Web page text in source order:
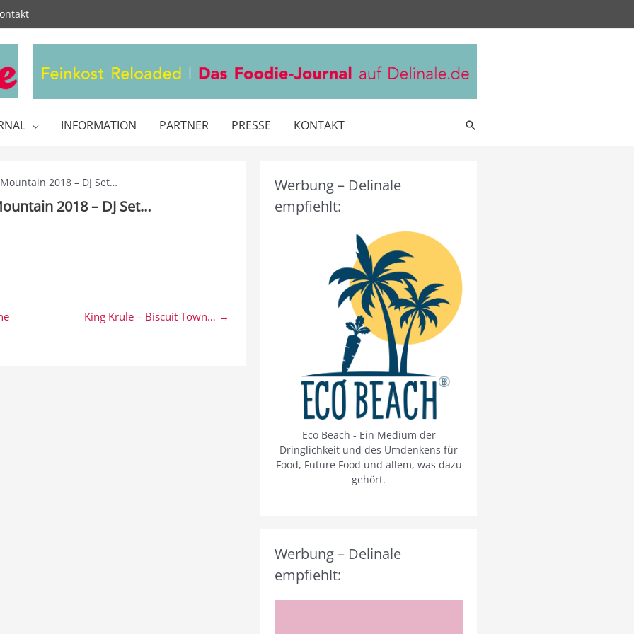
INFORMATION PARTNER PRESSE KONTAKT Suche
2018 – DJ Set…
2018 – DJ Set…
King Krule – Biscuit Town… →
Werbung – Delinale
empfiehlt:
Eco Beach - Ein Medium der
Dringlichkeit und des Umdenkens für
Food, Future Food und allem, was dazu
gehört.
Werbung – Delinale
empfiehlt: